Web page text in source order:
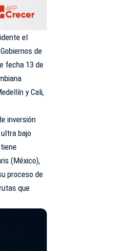
el
de
fecha 13 de
y Cali,
inversión
bajo
(México),
proceso de
que